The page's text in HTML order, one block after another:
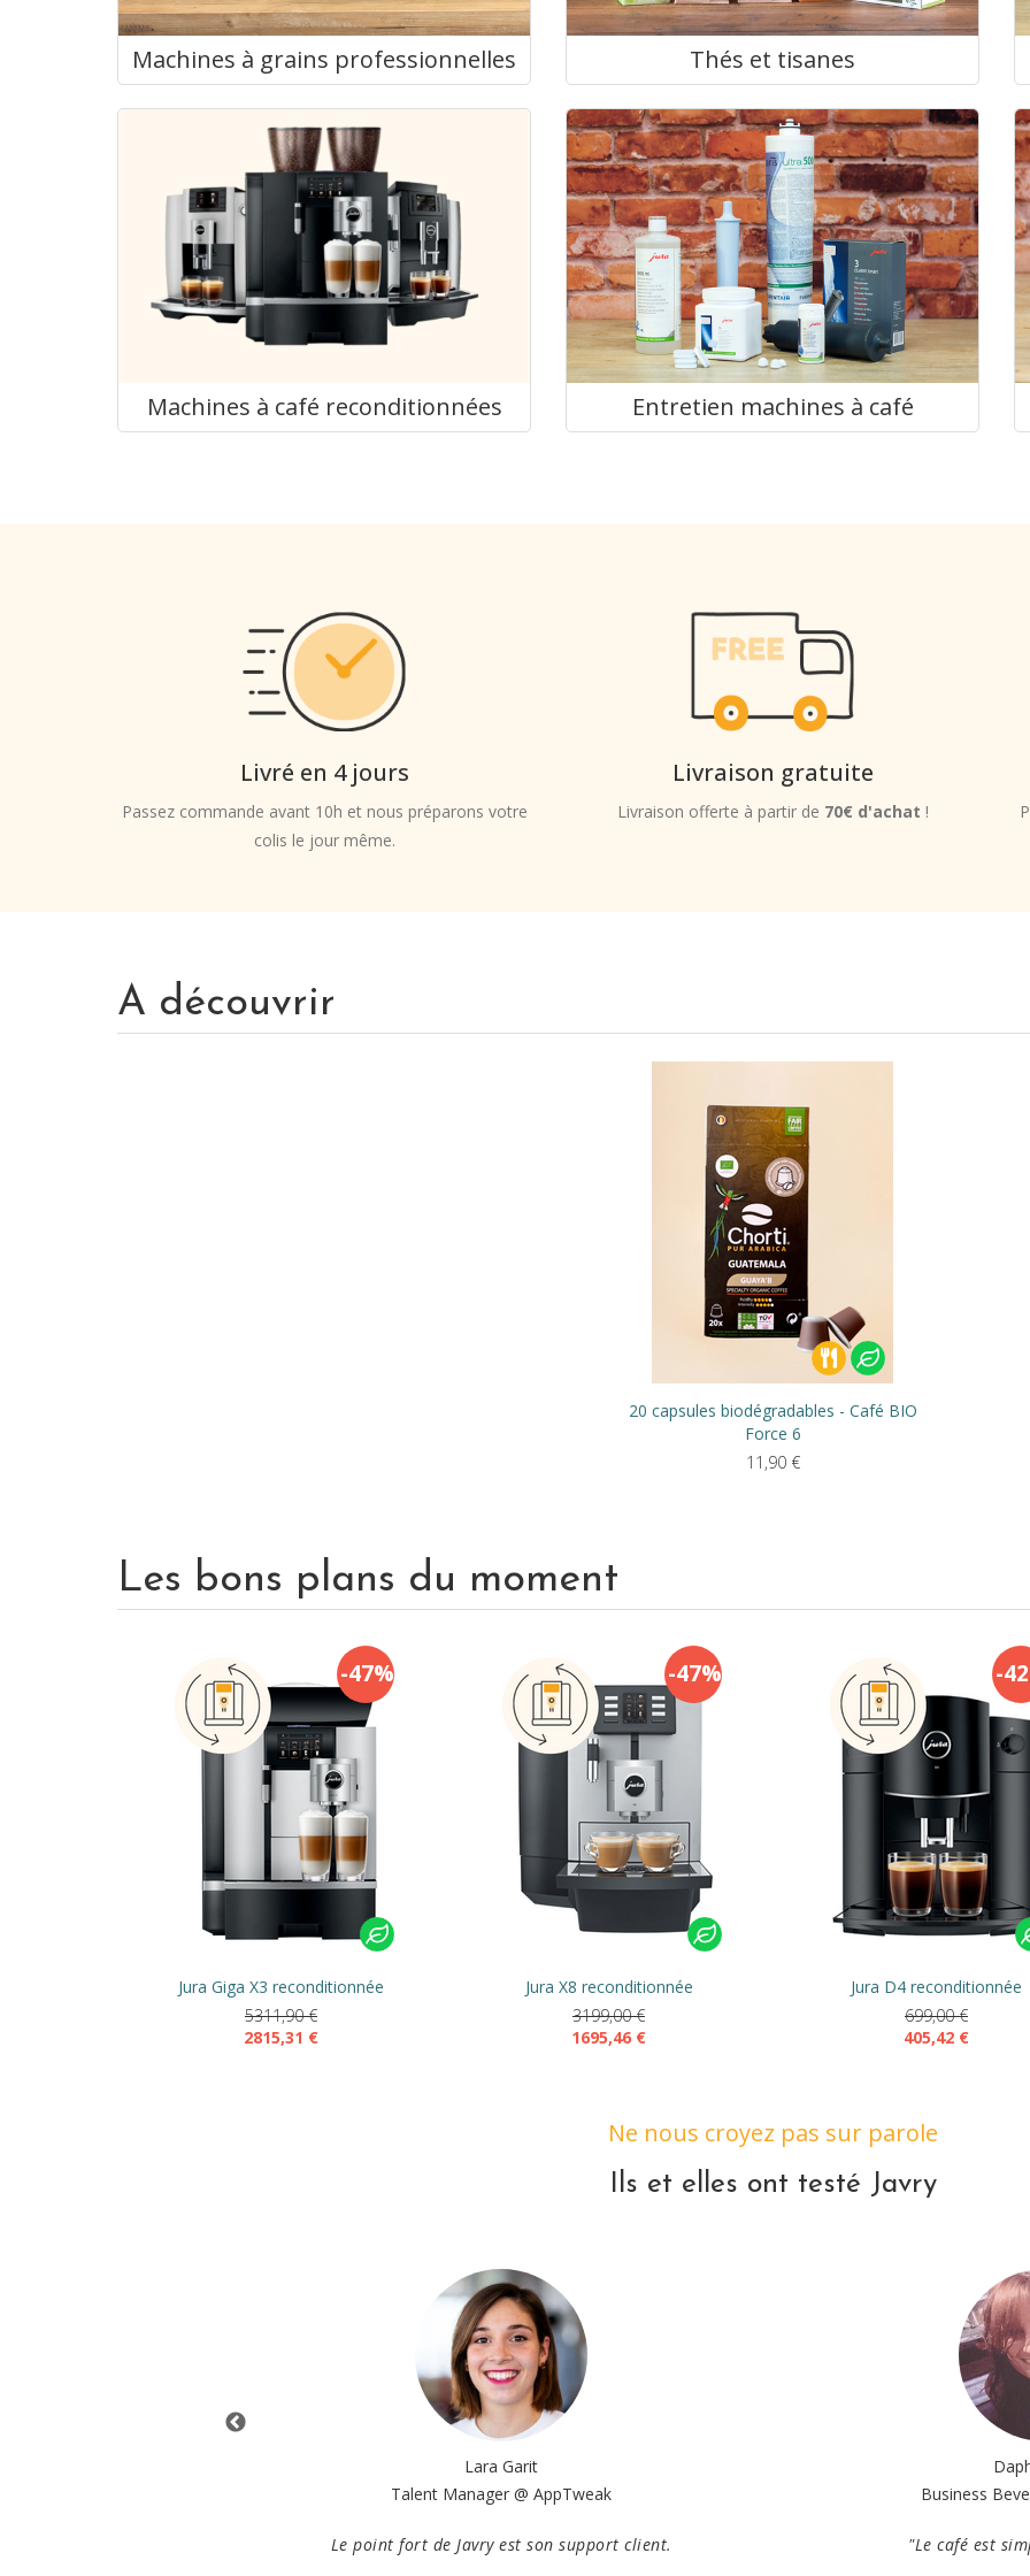
Machines à grains professionnelles Thés et tisanes
Machines à café reconditionnées Entretien machines à café
Livré en 4 jours
Passez commande avant 10h et nous préparons votre
colis le jour même.
Livraison gratuite
Livraison offerte à partir de 70€ d'achat !
A découvrir
20 capsules biodégradables - Café BIO
Force 6
11,90 €
Les bons plans du moment
-47%
Jura Giga X3 reconditionnée
5311,90 €
2815,31 €
-47%
Jura X8 reconditionnée
3199,00 €
1695,46 €
-
Jura D4 reconditionnée
699,00 €
405,42 €
Ne nous croyez pas sur parole
Ils et elles ont testé Javry
Lara Garit
Talent Manager @ AppTweak
Le point fort de Javry est son support client.
Business
"Le café est